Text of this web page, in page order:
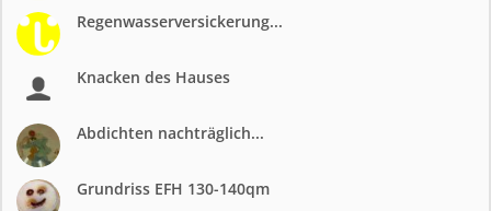
Regenwasserversickerung...
Knacken des Hauses
Abdichten nachträglich...
Grundriss EFH 130-140qm